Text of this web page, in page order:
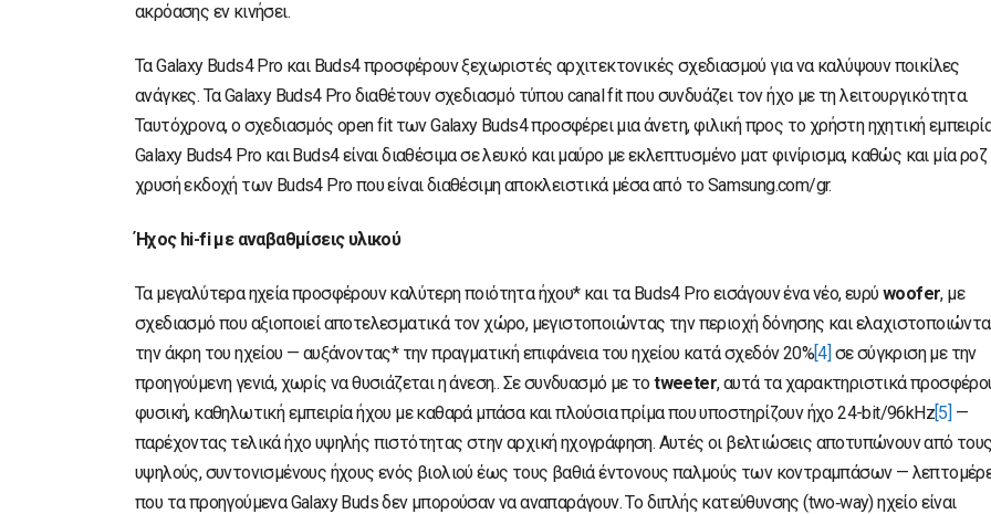
ακρόασης εν κινήσει.
Τα Galaxy Buds4 Pro και Buds4 προσφέρουν ξεχωριστές αρχιτεκτονικές σχεδιασμού για να καλύψουν ποικίλες
ανάγκες. Τα Galaxy Buds4 Pro διαθέτουν σχεδιασμό τύπου canal fit που συνδυάζει τον ήχο με τη λειτουργικότητα.
Ταυτόχρονα, ο σχεδιασμός open fit των Galaxy Buds4 προσφέρει μια άνετη, φιλική προς το χρήστη ηχητική
Galaxy Buds4 Pro και Buds4 είναι διαθέσιμα σε λευκό και μαύρο με εκλεπτυσμένο ματ φινίρισμα, καθώς και μία ροζ
χρυσή εκδοχή των Buds4 Pro που είναι διαθέσιμη αποκλειστικά μέσα από το Samsung.com/gr.
Ήχος hi-fi με αναβαθμίσεις υλικού
Τα μεγαλύτερα ηχεία προσφέρουν καλύτερη ποιότητα ήχου* και τα Buds4 Pro εισάγουν ένα νέο, ευρύwoofer, με
σχεδιασμό που αξιοποιεί αποτελεσματικά τον χώρο, μεγιστοποιώντας την περιοχή δόνησης και
την άκρη του ηχείου — αυξάνοντας* την πραγματική επιφάνεια του ηχείου κατά σχεδόν 20%[4] σε σύγκριση με την
προηγούμενη γενιά, χωρίς να θυσιάζεται η άνεση.. Σε συνδυασμό με τοtweeter, αυτά τα χαρακτηριστικά
φυσική, καθηλωτική εμπειρία ήχου με καθαρά μπάσα και πλούσια πρίμα που υποστηρίζουν ήχο 24-bit/96kHz[5] —
παρέχοντας τελικά ήχο υψηλής πιστότητας στην αρχική ηχογράφηση. Αυτές οι βελτιώσεις αποτυπώνουν από τους
υψηλούς, συντονισμένους ήχους ενός βιολιού έως τους βαθιά έντονους παλμούς των κοντραμπάσων —
που τα προηγούμενα Galaxy Buds δεν μπορούσαν να αναπαράγουν. Το διπλής κατεύθυνσης (two‑way) ηχείο είναι